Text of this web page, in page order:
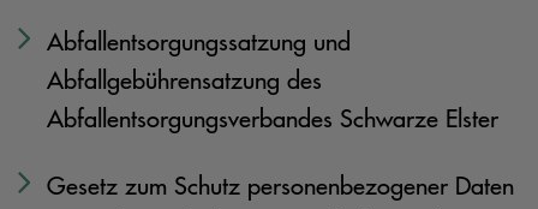
Abfallentsorgungssatzung und
Abfallgebührensatzung des
Abfallentsorgungsverbandes Schwarze Elster
Gesetz zum Schutz personenbezogener Daten